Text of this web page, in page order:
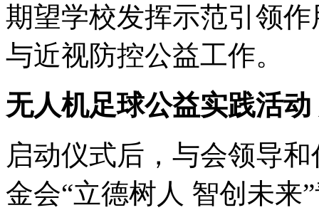
期望学校发挥示范引领
与近视防控公益工作。
无人机足球公益实践活
启动仪式后，与会领导
金会“立德树人 智创未来